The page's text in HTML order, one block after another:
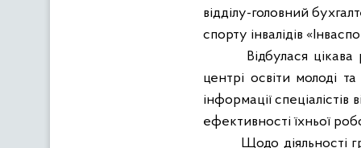
відділу-головний
спорту інвалідів
Відбулася
центрі освіти молоді
інформації
ефективності їхньої
Щодо діяльності